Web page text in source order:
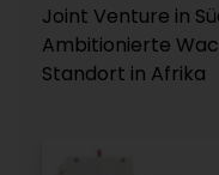
Joint Venture in
Ambitionierte
Standort in Afrika